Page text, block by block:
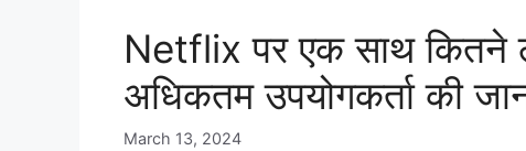
Netflix पर एक साथ
अधिकतम उपयोगकर्ता की
March 13, 2024